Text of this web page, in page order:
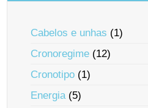
Cabelos e unhas (1)
Cronoregime (12)
Cronotipo (1)
Energia(5)